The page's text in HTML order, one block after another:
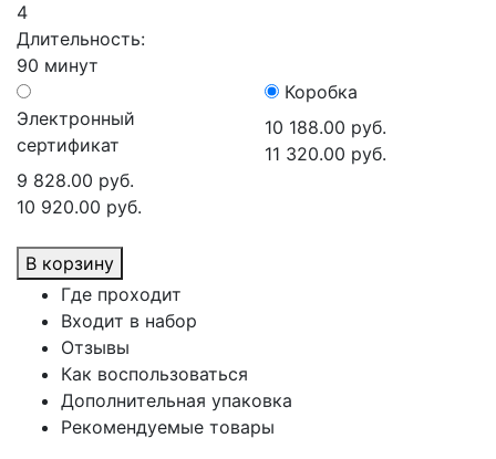
4
Длительность:
90 минут
Электронный
сертификат
9 828.00 руб.
10 920.00 руб.
Коробка
10 188.00 руб.
11 320.00 руб.
В корзину
Где проходит
Входит в набор
Отзывы
Как воспользоваться
Дополнительная упаковка
Рекомендуемые товары